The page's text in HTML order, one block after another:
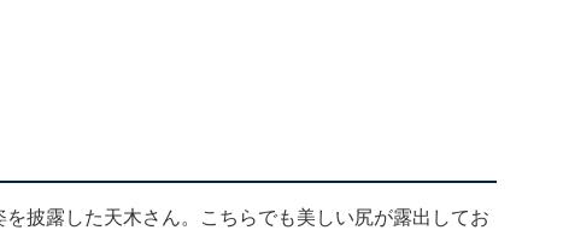
を披露 した天木さん。こちらでも美しい尻が露出してお